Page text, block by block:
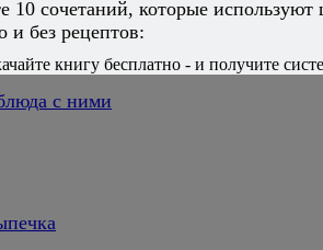
с ними
10 сочетаний, которые
и без рецептов:
книгу бесплатно - и получите